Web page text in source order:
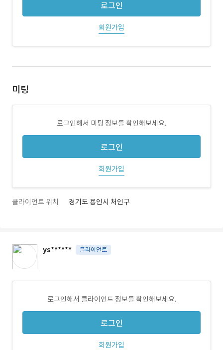
로그인
회원가입
미팅
로그인해서 미팅 정보를 확인해보세요.
로그인
회원가입
클라이언트 위치 경기도 용인시 처인구
ys****** 클라이언트
로그인해서 클라이언트 정보를 확인해보세요.
로그인
회원가입